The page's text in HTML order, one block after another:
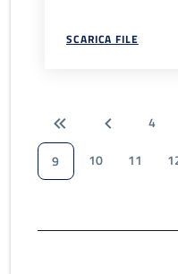
SCARICA FILE
4
9
10 11